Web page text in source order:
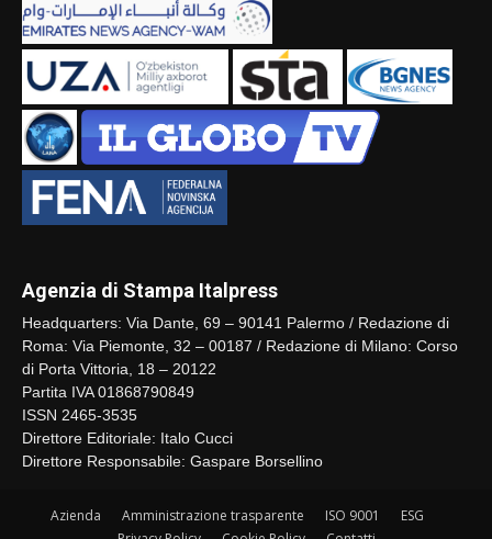
Agenzia di Stampa Italpress
Headquarters: Via Dante, 69 – 90141 Palermo / Redazione di
Roma: Via Piemonte, 32 – 00187 / Redazione di Milano: Corso
di Porta Vittoria, 18 – 20122
Partita IVA 01868790849
ISSN 2465-3535
Direttore Editoriale: Italo Cucci
Direttore Responsabile: Gaspare Borsellino
Azienda Amministrazione trasparente ISO 9001
ESG